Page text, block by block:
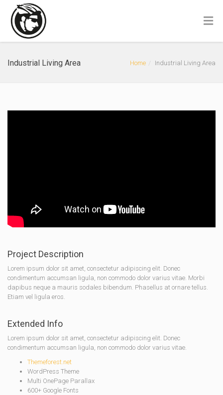
Industrial Living Area Home Industrial Living Area
Project Description
Lorem ipsum dolor sit amet, consectetur adipiscing elit. Donec
condimentum accumsan ligula, non commodo dolor varius vitae. Morbi
dapibus neque a mauris sodales bibendum. Phasellus at ornare tellus.
Etiam vel ligula eros.
Extended Info
Lorem ipsum dolor sit amet, consectetur adipiscing elit. Donec
condimentum accumsan ligula, non commodo dolor varius vitae.
Themeforest.net
WordPress Theme
Multi OnePage Parallax
600+ Google Fonts